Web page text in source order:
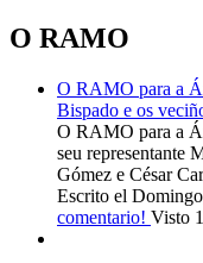
O RAMO
O RAMO para a
Bispado e os
O RAMO para a
seu representante
Gómez e César
Escrito el
comentario! Visto